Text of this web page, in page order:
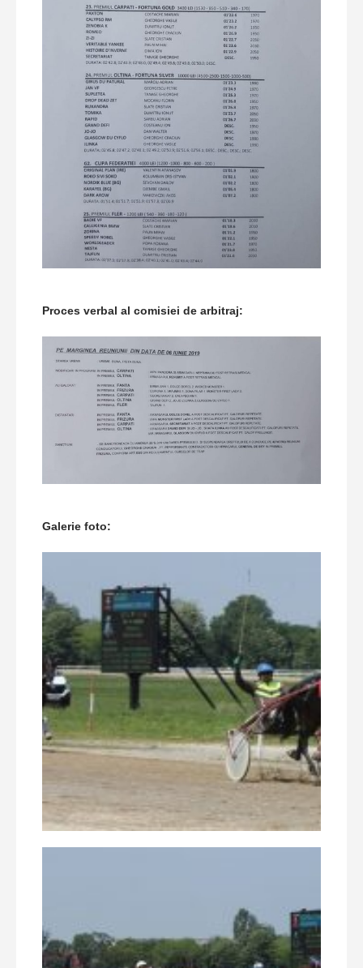
Proces verbal al comisiei de arbitraj:
Galerie foto: